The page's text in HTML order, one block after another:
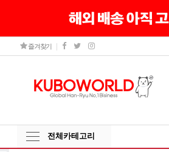
즐겨찾기
전체카테고리